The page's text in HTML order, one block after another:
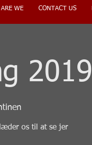
WE CONTACT US
2019
os til at se jer